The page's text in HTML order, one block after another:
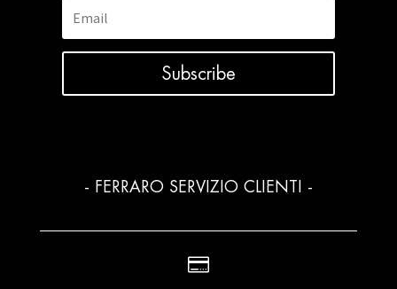
Subscribe
- FERRARO SERVIZIO CLIENTI -
